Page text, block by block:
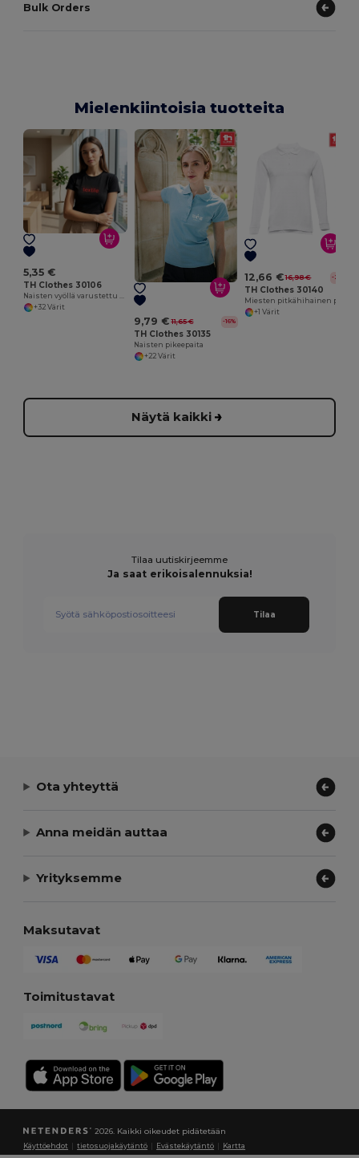
Bulk Orders
Mielenkiintoisia tuotteita
5,35 €
TH Clothes 30106
+32 Värit
9,79 € 11,65 € -16%
TH Clothes 30135
Naisten pikeepaita
+22 Värit
12,66 € 16,98 € -25%
TH Clothes 30140
+1 Värit
Näytä kaikki
Tilaa uutiskirjeemme
Ja saat erikoisalennuksia!
Tilaa
Ota yhteyttä
Anna meidän auttaa
Yrityksemme
Maksutavat
Toimitustavat
2026. Kaikki oikeudet pidätetään
Käyttöehdot |tietosuojakäytäntö Evästekäytäntö Kartta